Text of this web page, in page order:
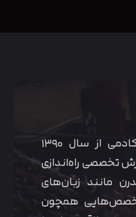
موسسه‌ی آموزشی همیار آکادمی از سال ۱۳۹۰
تخصصی راه‌اندازی
مانند زبان‌های
همچون